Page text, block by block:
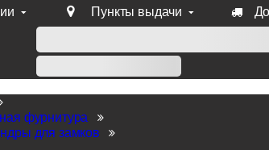
Пункты выдачи
тыс. руб продукции Venezia, Fratelli,
фурнитура
для замков